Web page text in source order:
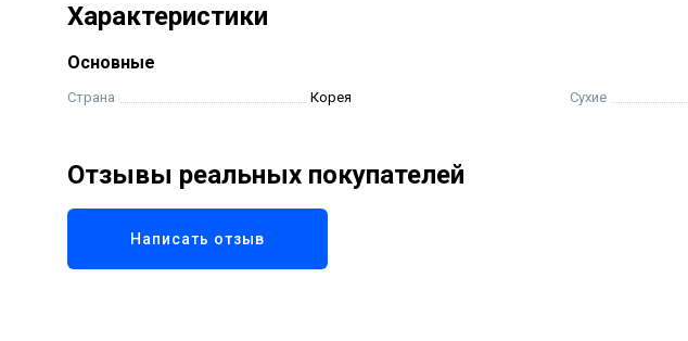
Характеристики
Основные
Страна Корея Сухие
Отзывы реальных покупателей
Написать отзыв